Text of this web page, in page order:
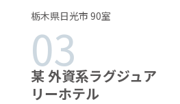
栃木県日光市 90室
某 外資系ラグジュア
リーホテル